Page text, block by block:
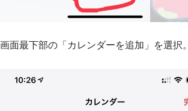
画面最下部の「カレンダーを追加」を選択。